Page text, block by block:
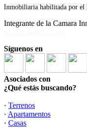
Inmobiliaria habilitada por el
Integrante de la Camara
Síguenos en
Asociados con
¿Qué estás buscando?
· Terrenos
· Apartamentos
· Casas